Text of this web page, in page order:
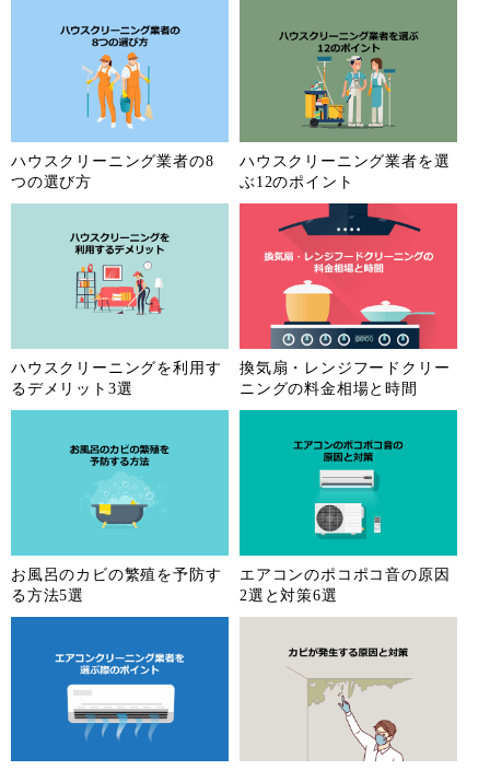
ハウスクリーニング業者の8
つの選び方
ハウスクリーニング業者を選
ぶ12のポイント
ハウスクリーニングを利用す
るデメリット3選
換気扇・レンジフードクリー
ニングの料金相場と時間
お風呂のカビの繁殖を予防す
る方法5選
エアコンのポコポコ音の原因
2選と対策6選